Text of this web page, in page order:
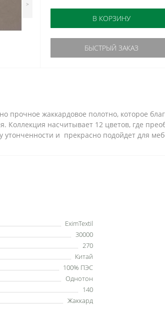
>
В КОРЗИНУ
БЫСТРЫЙ ЗАКАЗ
прочное жаккардовое полотно, которое
Коллекция насчитывает 12 цветов, где
и прекрасно подойдет для
EximTextil
30000
270
Китай
100% ПЭС
Однотон
140
Жаккард